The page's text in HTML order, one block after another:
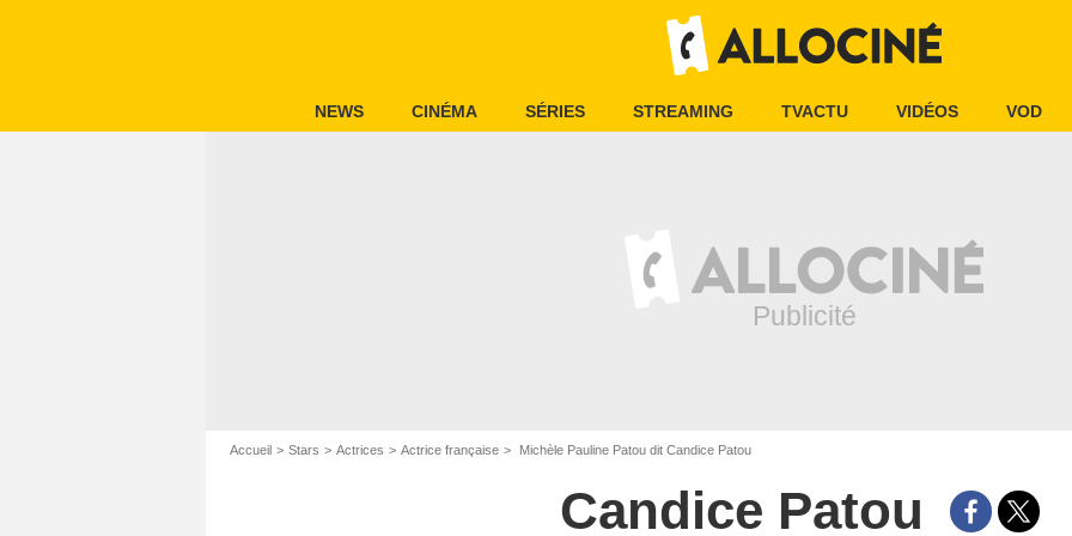
NEWS CINÉMA SÉRIES STREAMING TVACTU VIDÉOS VOD
Accueil Stars Actrices Actrice française Michèle Pauline Patou dit Candice Patou
Candice Patou